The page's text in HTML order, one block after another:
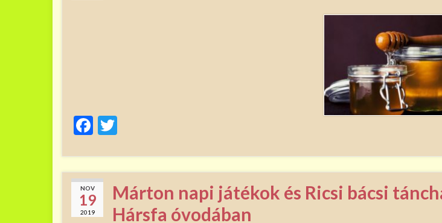
F
e
b
o
itt
er
NOV
19
2019
Márton napi játékok és Ricsi bácsi
Hársfa óvodában